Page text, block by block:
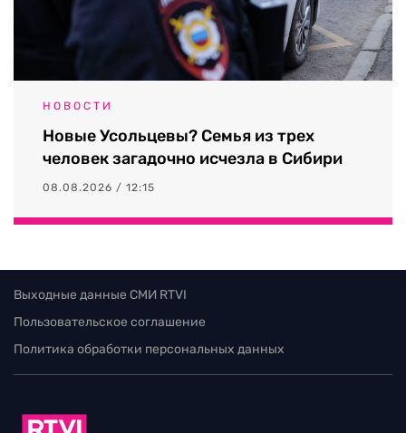
НОВОСТИ
Новые Усольцевы? Семья из трех
человек загадочно исчезла в Сибири
08.08.2026 / 12:15
Выходные данные СМИ RTVI
Пользовательское соглашение
Политика обработки персональных данных